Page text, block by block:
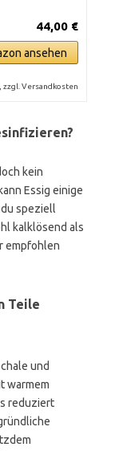
44,00 €
ansehen
zzgl. Versandkosten
kein
Essig einige
speziell
kalklösend als
empfohlen
Teile
und
warmem
reduziert